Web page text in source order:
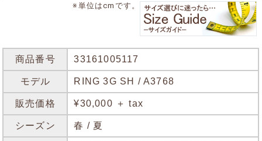
※単位はcmです。
商品番号 33161005117
モデル RING 3G SH / A3768
販売価格 ¥30,000 ＋ tax
シーズン 春 / 夏